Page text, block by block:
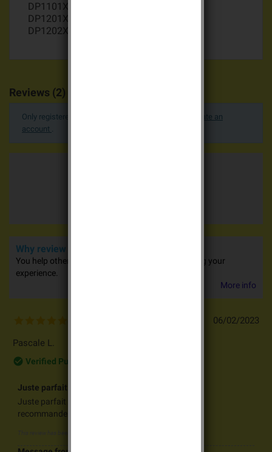
DP1101X
DP1201X
DP1202X
Reviews (2)
Only registered users can post a review.
Log in or create an
account .
Why review our products?
You help other people in their purchases by sharing your
experience.
More info
06/02/2023
Pascale L.
check_circle_outline
Verified Purchase
Juste parfait
Juste parfait Expédition très rapide Très sérieux je
recommande